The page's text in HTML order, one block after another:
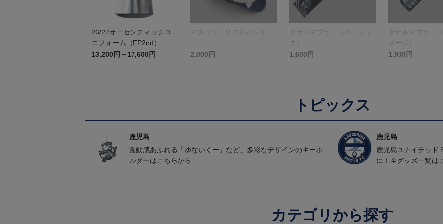
26/27オーセンティックユ
ニフォーム（FP2nd）
13,200円～17,600円
マスコットリストバンド
2,000円
タオルマフラー（ベーシッ
ク）
1,600円
タオルマフラー
メージ）
1,900円
トピックス
鹿児島
躍動感あふれる「ゆないくー」など、多彩なデザインのキーホ
ルダーはこちらから
鹿児島
鹿児島ユナイテッド
に！全グッズ一覧は
カテゴリから探す